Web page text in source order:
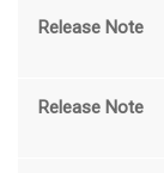
Release Note
Release Note